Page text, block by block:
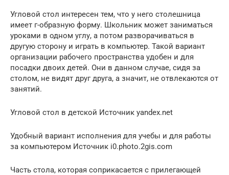
Угловой стол интересен тем, что у него столешница
имеет г-образную форму. Школьник может заниматься
уроками в одном углу, а потом разворачиваться в
другую сторону и играть в компьютер. Такой вариант
организации рабочего пространства удобен и для
посадки двоих детей. Они в данном случае, сидя за
столом, не видят друг друга, а значит, не отвлекаются от
занятий.
Угловой стол в детской Источник yandex.net
Удобный вариант исполнения для учебы и для работы
за компьютером Источник i0.photo.2gis.com
Часть стола, которая соприкасается с прилегающей